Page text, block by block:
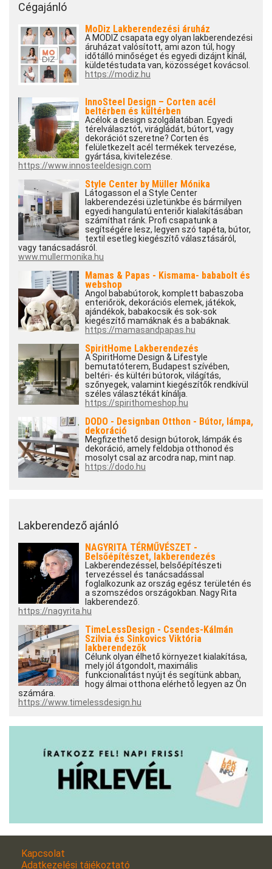
Cégajánló
MoDiz Lakberendezési áruház
A MODIZ csapata egy olyan lakberendezési
áruházat valósított, ami azon túl, hogy
időtálló minőséget és egyedi dizájnt kínál,
küldetéstudata van, közösséget kovácsol.
https://modiz.hu
InnoSteel Design – Corten acél
beltérben és kültérben
Acélok a design szolgálatában. Egyedi
térelválasztót, virágládát, bútort, vagy
dekorációt szeretne? Corten és
felületkezelt acél termékek tervezése,
gyártása, kivitelezése.
https://www.innosteeldesign.com
Style Center by Müller Mónika
Látogasson el a Style Center
lakberendezési üzletünkbe és bármilyen
egyedi hangulatú enteriőr kialakításában
számíthat ránk. Profi csapatunk a
segítségére lesz, legyen szó tapéta, bútor,
textil esetleg kiegészítő választásáról,
vagy tanácsadásról.
www.mullermonika.hu
Mamas & Papas - Kismama- bababolt és
webshop
Angol bababútorok, komplett babaszoba
enteriőrök, dekorációs elemek, játékok,
ajándékok, babakocsik és sok-sok
kiegészítő mamáknak és a babáknak.
https://mamasandpapas.hu
SpiritHome Lakberendezés
A SpiritHome Design & Lifestyle
bemutatóterem, Budapest szívében,
beltéri- és kültéri bútorok, világítás,
szőnyegek, valamint kiegészítők rendkívül
széles választékát kínálja.
https://spirithomeshop.hu
DODO - Designban Otthon - Bútor, lámpa,
dekoráció
Megfizethető design bútorok, lámpák és
dekoráció, amely feldobja otthonod és
mosolyt csal az arcodra nap, mint nap.
https://dodo.hu
Lakberendező ajánló
NAGYRITA TÉRMŰVÉSZET -
Belsőépítészet, lakberendezés
Lakberendezéssel, belsőépítészeti
tervezéssel és tanácsadással
foglalkozunk az ország egész területén és
a szomszédos országokban. Nagy Rita
lakberendező.
https://nagyrita.hu
TimeLessDesign - Csendes-Kálmán
Szilvia és Sinkovics Viktória
lakberendezők
Célunk olyan élhető környezet kialakítása,
mely jól átgondolt, maximális
funkcionalitást nyújt és segítünk abban,
hogy álmai otthona elérhető legyen az Ön
számára.
https://www.timelessdesign.hu
Kapcsolat
Adatkezelési tájékoztató